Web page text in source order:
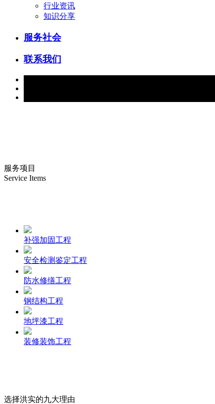
行业资讯
知识分享
服务社会
联系我们
服务项目
Service Items
补强加固工程
安全检测鉴定工程
防水修缮工程
钢结构工程
地坪漆工程
装修装饰工程
选择洪实的九大理由